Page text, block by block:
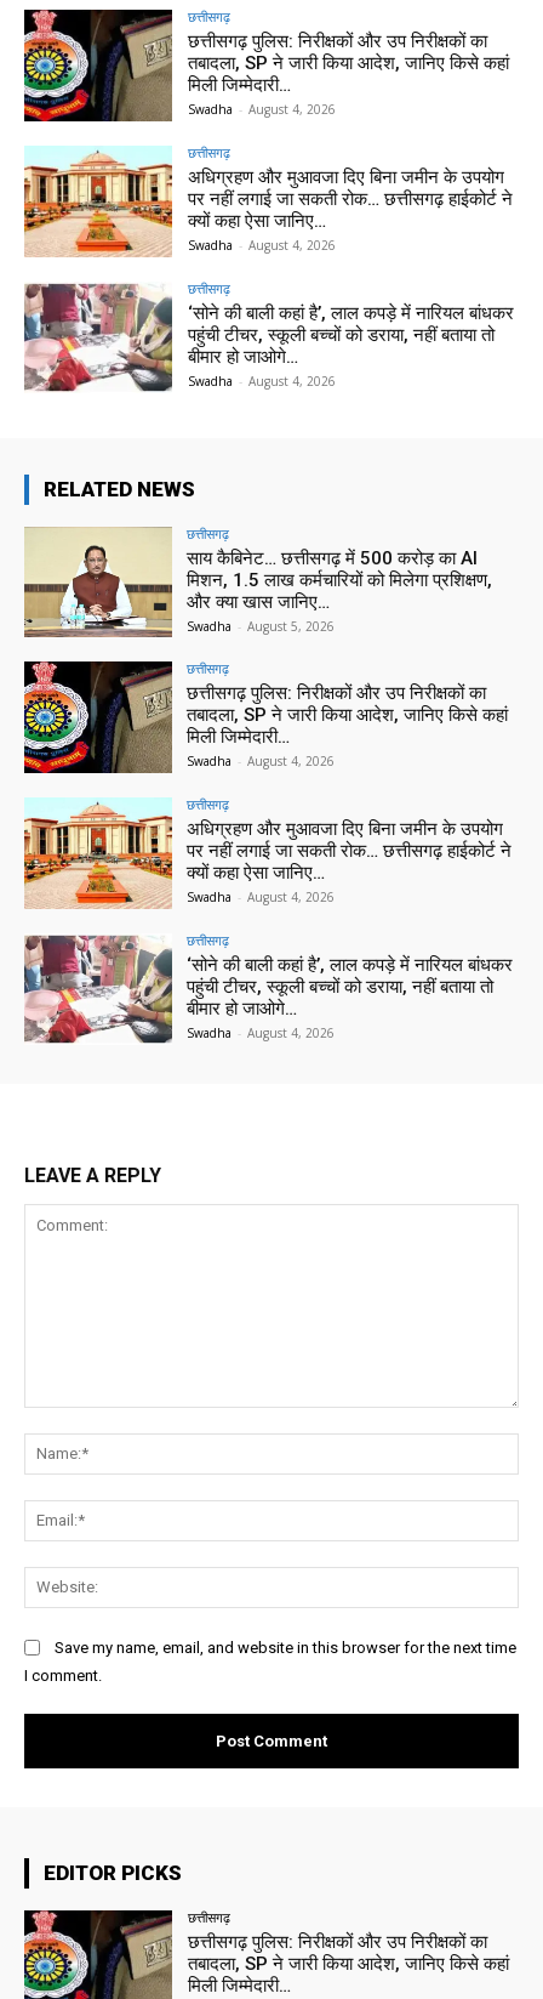
छत्तीसगढ़
छत्तीसगढ़ पुलिस: निरीक्षकों और उप निरीक्षकों का
तबादला, SP ने जारी किया आदेश, जानिए किसे कहां
मिली जिम्मेदारी…
Swadha - August 4, 2026
छत्तीसगढ़
अधिग्रहण और मुआवजा दिए बिना जमीन के उपयोग
पर नहीं लगाई जा सकती रोक… छत्तीसगढ़ हाईकोर्ट ने
क्यों कहा ऐसा जानिए…
Swadha - August 4, 2026
छत्तीसगढ़
‘सोने की बाली कहां है’, लाल कपड़े में नारियल बांधकर
पहुंची टीचर, स्कूली बच्चों को डराया, नहीं बताया तो
बीमार हो जाओगे…
Swadha - August 4, 2026
RELATED NEWS
छत्तीसगढ़
साय कैबिनेट… छत्तीसगढ़ में 500 करोड़ का AI
मिशन, 1.5 लाख कर्मचारियों को मिलेगा प्रशिक्षण,
और क्या खास जानिए…
Swadha - August 5, 2026
छत्तीसगढ़
छत्तीसगढ़ पुलिस: निरीक्षकों और उप निरीक्षकों का
तबादला, SP ने जारी किया आदेश, जानिए किसे कहां
मिली जिम्मेदारी…
Swadha - August 4, 2026
छत्तीसगढ़
अधिग्रहण और मुआवजा दिए बिना जमीन के उपयोग
पर नहीं लगाई जा सकती रोक… छत्तीसगढ़ हाईकोर्ट ने
क्यों कहा ऐसा जानिए…
Swadha - August 4, 2026
छत्तीसगढ़
‘सोने की बाली कहां है’, लाल कपड़े में नारियल बांधकर
पहुंची टीचर, स्कूली बच्चों को डराया, नहीं बताया तो
बीमार हो जाओगे…
Swadha - August 4, 2026
LEAVE A REPLY
Save my name, email, and website in this browser for the next time
I comment.
EDITOR PICKS
छत्तीसगढ़
छत्तीसगढ़ पुलिस: निरीक्षकों और उप निरीक्षकों का
तबादला, SP ने जारी किया आदेश, जानिए किसे कहां
मिली जिम्मेदारी…